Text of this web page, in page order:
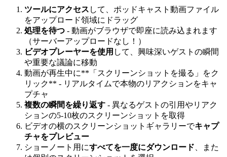
ツールにアクセス して、ポッドキャスト動画ファイル
をアップロード領域にドラッグ
処理を待つ - 動画がブラウザで即座に読み込まれます
（サーバーアップロードなし！）
ビデオプレーヤーを使用 して、興味深いゲストの瞬間
や重要な議論に移動
動画が再生中に**「スクリーンショットを撮る」をク
リック** - リアルタイムで本物のリアクションをキャ
プチャ
複数の瞬間を繰り返す - 異なるゲストの引用やリアク
ションの5-10枚のスクリーンショットを取得
ビデオの横のスクリーンショットギャラリーでキャプ
チャをプレビュー
ショーノート用にすべてを一度にダウンロード 、また